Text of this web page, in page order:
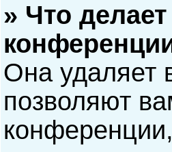
» Что
Она удаляет
позволяют